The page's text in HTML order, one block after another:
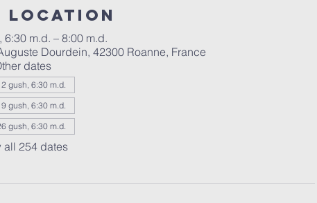
Location
6:30 m.d. – 8:00 m.d.
Dourdein, 42300 Roanne, France
dates
gush, 6:30 m.d.
gush, 6:30 m.d.
gush, 6:30 m.d.
all 254 dates